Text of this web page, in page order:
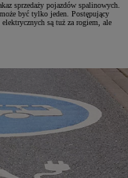
sprzedaży pojazdów spalinowych.
być tylko jeden. Postępujący
są tuż za rogiem, ale